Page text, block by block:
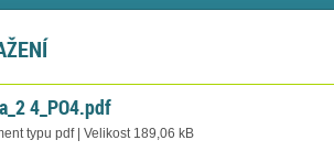
4_PO4.pdf
typu pdf | Velikost 189,06 kB